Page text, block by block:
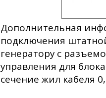
Дополнительная
подключения
генератору с
управления для
сечение жил кабеля